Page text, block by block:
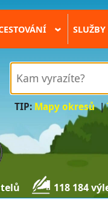
›
TIP: Mapy okresů|
118 184